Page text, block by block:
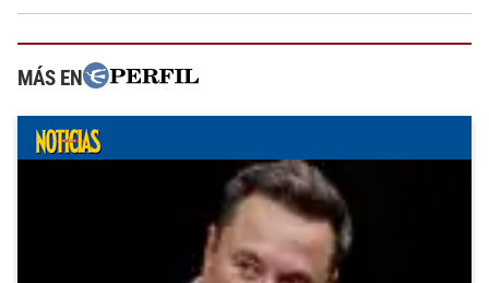
MÁS EN